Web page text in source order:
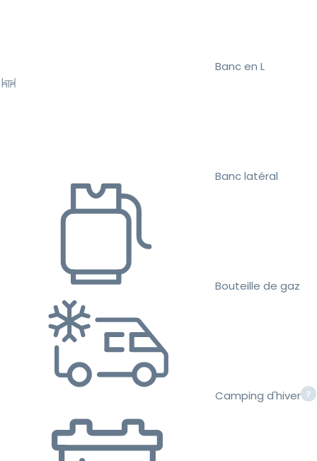
Banc en L
Banc latéral
Bouteille de gaz
Camping d'hiver